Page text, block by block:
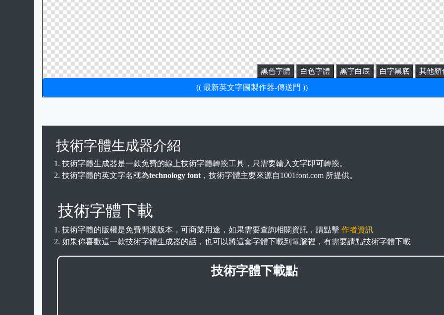
黑色字體 白色字體 黑字白底 白字黑底 其他
(( 最新英文字圖製作器-傳送門 ))
技術字體生成器介紹
技術字體生成器是一款免費的線上技術字體轉換工具，只需要輸入文字即可轉換。
技術字體的英文字名稱為technology font ，技術字體主要來源自1001font.com 所提供。
技術字體下載
技術字體的版權是免費開源版本，可商業用途，如果需要查詢相關資訊，請點擊作者資訊
如果你喜歡這一款技術字體生成器的話，也可以將這套字體下載到電腦裡，有需要請點技術字體下載
技術字體下載點